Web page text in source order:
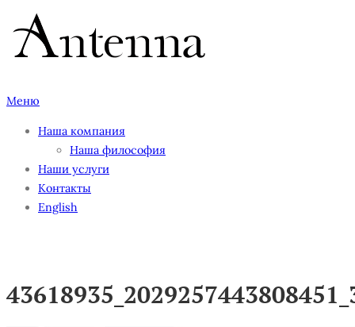
Перейти
содержимому
Меню
Наша компания
Наша философия
Наши услуги
Контакты
English